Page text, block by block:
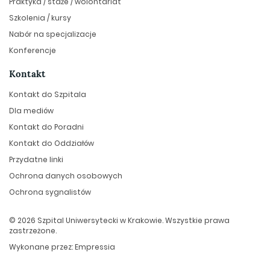
Szkolenia / kursy
Nabór na specjalizacje
Konferencje
Kontakt
Kontakt do Szpitala
Dla mediów
Kontakt do Poradni
Kontakt do Oddziałów
Przydatne linki
Ochrona danych osobowych
Ochrona sygnalistów
© 2026 Szpital Uniwersytecki w Krakowie. Wszystkie prawa
zastrzeżone.
Wykonane przez:Empressia